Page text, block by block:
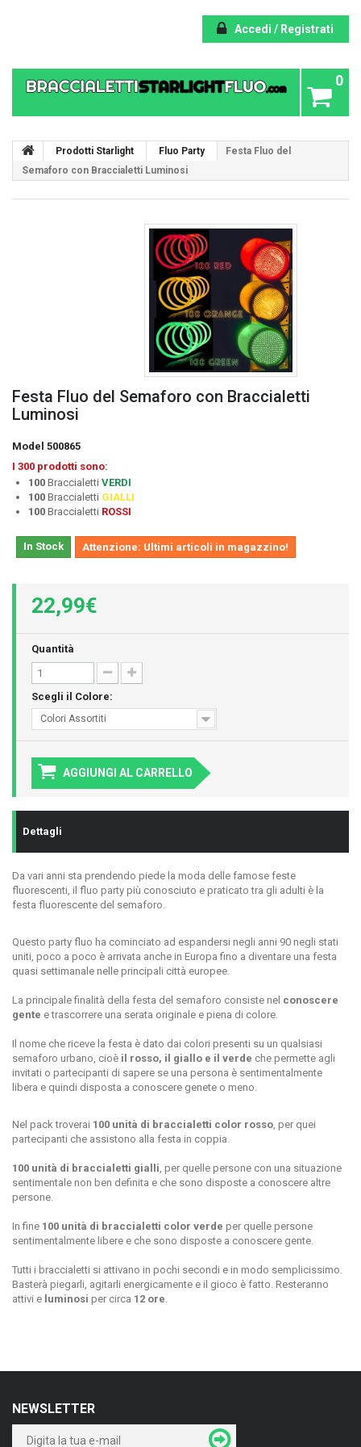
Accedi / Registrati
0
Prodotti Starlight Fluo Party
Festa Fluo del
Semaforo con Braccialetti Luminosi
Festa Fluo del Semaforo con Braccialetti
Luminosi
Model 500865
I 300 prodotti sono:
100 Braccialetti VERDI
100 Braccialetti GIALLI
100 Braccialetti ROSSI
In Stock Attenzione: Ultimi articoli in magazzino!
22,99€
Quantità
Scegli il Colore:
Colori Assortiti
AGGIUNGI AL CARRELLO
Dettagli
Da vari anni sta prendendo piede la moda delle famose feste
fluorescenti, il fluo party più conosciuto e praticato tra gli adulti è la
festa fluorescente del semaforo.
Questo party fluo ha cominciato ad espandersi negli anni 90 negli stati
uniti, poco a poco è arrivata anche in Europa fino a diventare una festa
quasi settimanale nelle principali città europee.
La principale finalità della festa del semaforo consiste nel conoscere
gente e trascorrere una serata originale e piena di colore.
Il nome che riceve la festa è dato dai colori presenti su un qualsiasi
semaforo urbano, cioè il rosso, il giallo e il verde che permette agli
invitati o partecipanti di sapere se una persona è sentimentalmente
libera e quindi disposta a conoscere genete o meno.
Nel pack troverai 100 unità di braccialetti color rosso, per quei
partecipanti che assistono alla festa in coppia.
100 unità di braccialetti gialli, per quelle persone con una situazione
sentimentale non ben definita e che sono disposte a conoscere altre
persone.
In fine 100 unità di braccialetti color verde per quelle persone
sentimentalmente libere e che sono disposte a conoscere gente.
Tutti i braccialetti si attivano in pochi secondi e in modo semplicissimo.
Basterà piegarli, agitarli energicamente e il gioco è fatto. Resteranno
attivi e luminosi per circa 12 ore.
NEWSLETTER